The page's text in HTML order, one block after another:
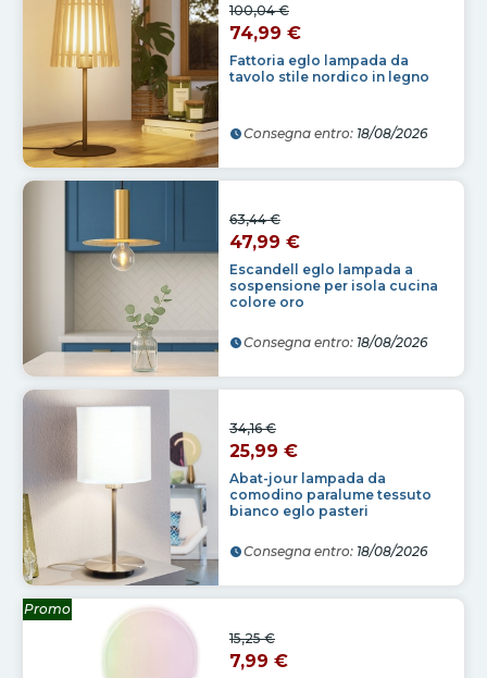
Fattoria eglo lampada da
tavolo stile nordico in legno
100,04 €
74,99 €
Consegna entro: 18/08/2026
Escandell eglo lampada a
sospensione per isola cucina
colore oro
63,44 €
47,99 €
Consegna entro: 18/08/2026
Abat-jour lampada da
comodino paralume tessuto
bianco eglo pasteri
34,16 €
25,99 €
Consegna entro: 18/08/2026
15,25 €
7,99 €
Promo